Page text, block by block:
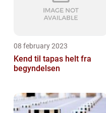
08 february 2023
Kend til tapas helt fra
begyndelsen